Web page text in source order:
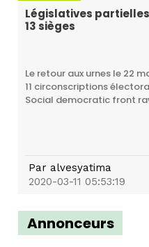
Législatives
13 sièges
Le retour aux urnes le 22
11 circonscriptions
Social democratic front
Paralvesyatima
2020-03-11 05:53:19
Annonceurs